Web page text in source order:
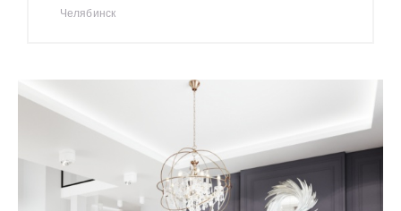
Челябинск